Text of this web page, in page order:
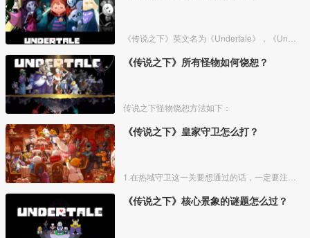
《传说之下》所有怪物如何饶恕？
传说之下怪物饶恕方法如下：
《传说之下》皇家守卫怎么打？
《传说之下》核心景象的谜题怎么过？